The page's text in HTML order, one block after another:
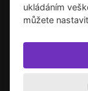
ukládáním
můžete